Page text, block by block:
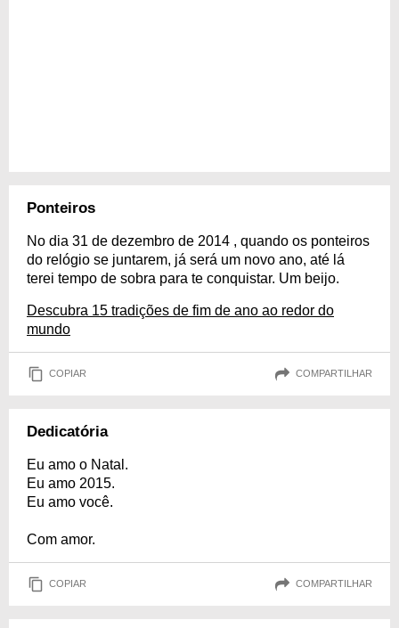
Ponteiros
No dia 31 de dezembro de 2014 , quando os ponteiros
do relógio se juntarem, já será um novo ano, até lá
terei tempo de sobra para te conquistar. Um beijo.
Descubra 15 tradições de fim de ano ao redor do
mundo
COPIAR COMPARTILHAR
Dedicatória
Eu amo o Natal.
Eu amo 2015.
Eu amo você.
Com amor.
COPIAR COMPARTILHAR